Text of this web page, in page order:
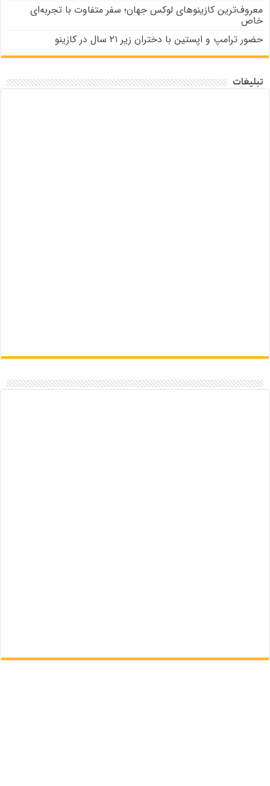
معروف‌ترین کازینوهای لوکس جهان؛ سفر متفاوت با تجربه‌ای
خاص
حضور ترامپ و اپستین با دختران زیر ۲۱ سال در کازینو
تبلیغات